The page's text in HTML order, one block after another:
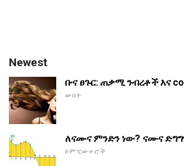
Newest
ቡና ፀጉር: ጠቃሚ ንብረቶች እና
ውበት
ለናሙና ምንድን ነው? ናሙና
ኮምፒውተሮች